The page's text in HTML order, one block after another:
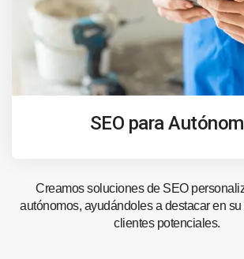
SEO para
Creamos soluciones de SEO
autónomos, ayudándoles a destacar en su
clientes potenciales.